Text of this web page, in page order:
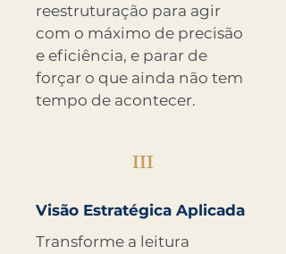
reestruturação para agir
com o máximo de precisão
e eficiência, e parar de
forçar o que ainda não tem
tempo de acontecer.
III
Visão Estratégica Aplicada
Transforme a leitura